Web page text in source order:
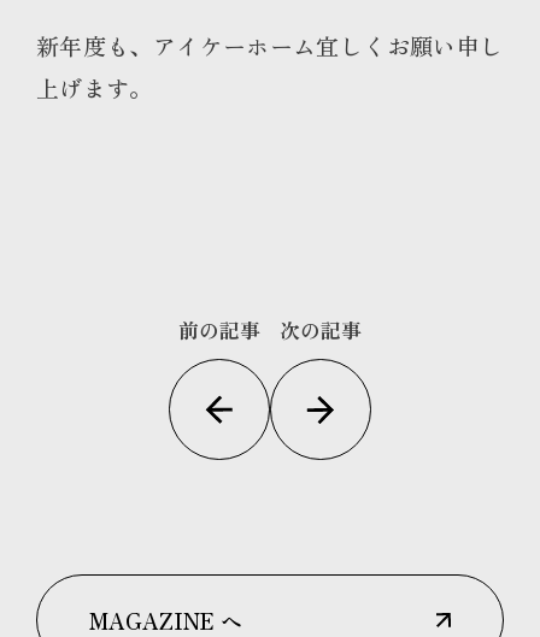
新年度も、アイケーホーム宜しくお願い申し
上げます。
前の記事 次の記事
MAGAZINE へ